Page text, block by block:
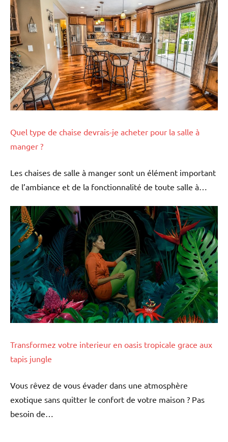
Quel type de chaise devrais-je acheter pour la salle à
manger ?
Les chaises de salle à manger sont un élément important
de l’ambiance et de la fonctionnalité de toute salle à…
Transformez votre interieur en oasis tropicale grace aux
tapis jungle
Vous rêvez de vous évader dans une atmosphère
exotique sans quitter le confort de votre maison ? Pas
besoin de…